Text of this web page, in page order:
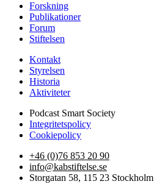
Forskning
Publikationer
Forum
Stiftelsen
Kontakt
Styrelsen
Historia
Aktiviteter
Podcast Smart Society
Integritetspolicy
Cookiepolicy
+46 (0)76 853 20 90
info@kabstiftelse.se
Storgatan 58, 115 23 Stockholm